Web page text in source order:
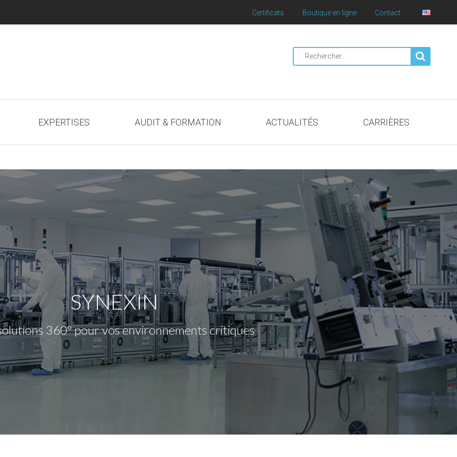
Certificats Boutique en ligne Contact
Rechercher
:
EXPERTISES AUDIT & FORMATION ACTUALITÉS CARRIÈRES
SYNEXIN
360° pour vos environnements critiques